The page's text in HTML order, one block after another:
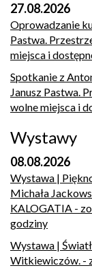
27.08.2026
Oprowadzanie
Pastwa.
miejsca i
Spotkanie z
Janusz Pastwa.
wolne miejsca i
Wystawy
08.08.2026
Wystawa |
Michała
KALOGATIA -
godziny
Wystawa |
Witkiewiczów. -